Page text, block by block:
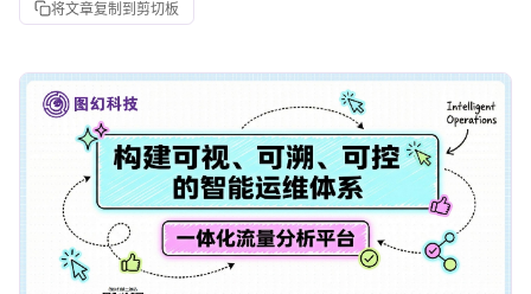
将文章复制到剪切板